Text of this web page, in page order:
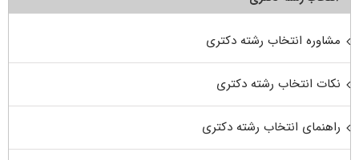
مشاوره انتخاب رشته دکتری
نکات انتخاب رشته دکتری
راهنمای انتخاب رشته دکتری